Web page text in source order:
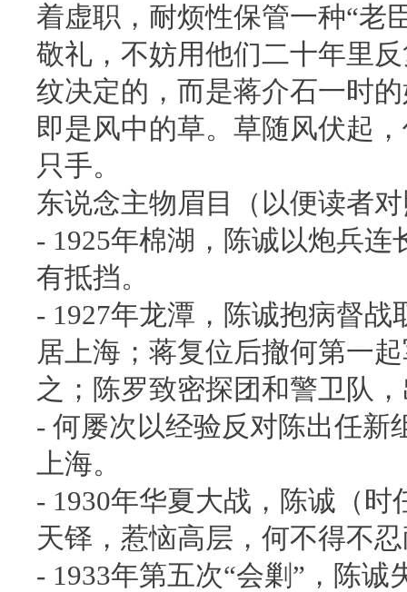
着虚职，耐烦性保管一种“老
敬礼，不妨用他们二十年里
纹决定的，而是蒋介石一时
即是风中的草。草随风伏起
只手。
东说念主物眉目（以便读者
- 1925年棉湖，陈诚以炮兵
有抵挡。
- 1927年龙潭，陈诚抱病督
居上海；蒋复位后撤何第一
之；陈罗致密探团和警卫队
- 何屡次以经验反对陈出任新
上海。
- 1930年华夏大战，陈诚（
天铎，惹恼高层，何不得不
- 1933年第五次“会剿”，陈